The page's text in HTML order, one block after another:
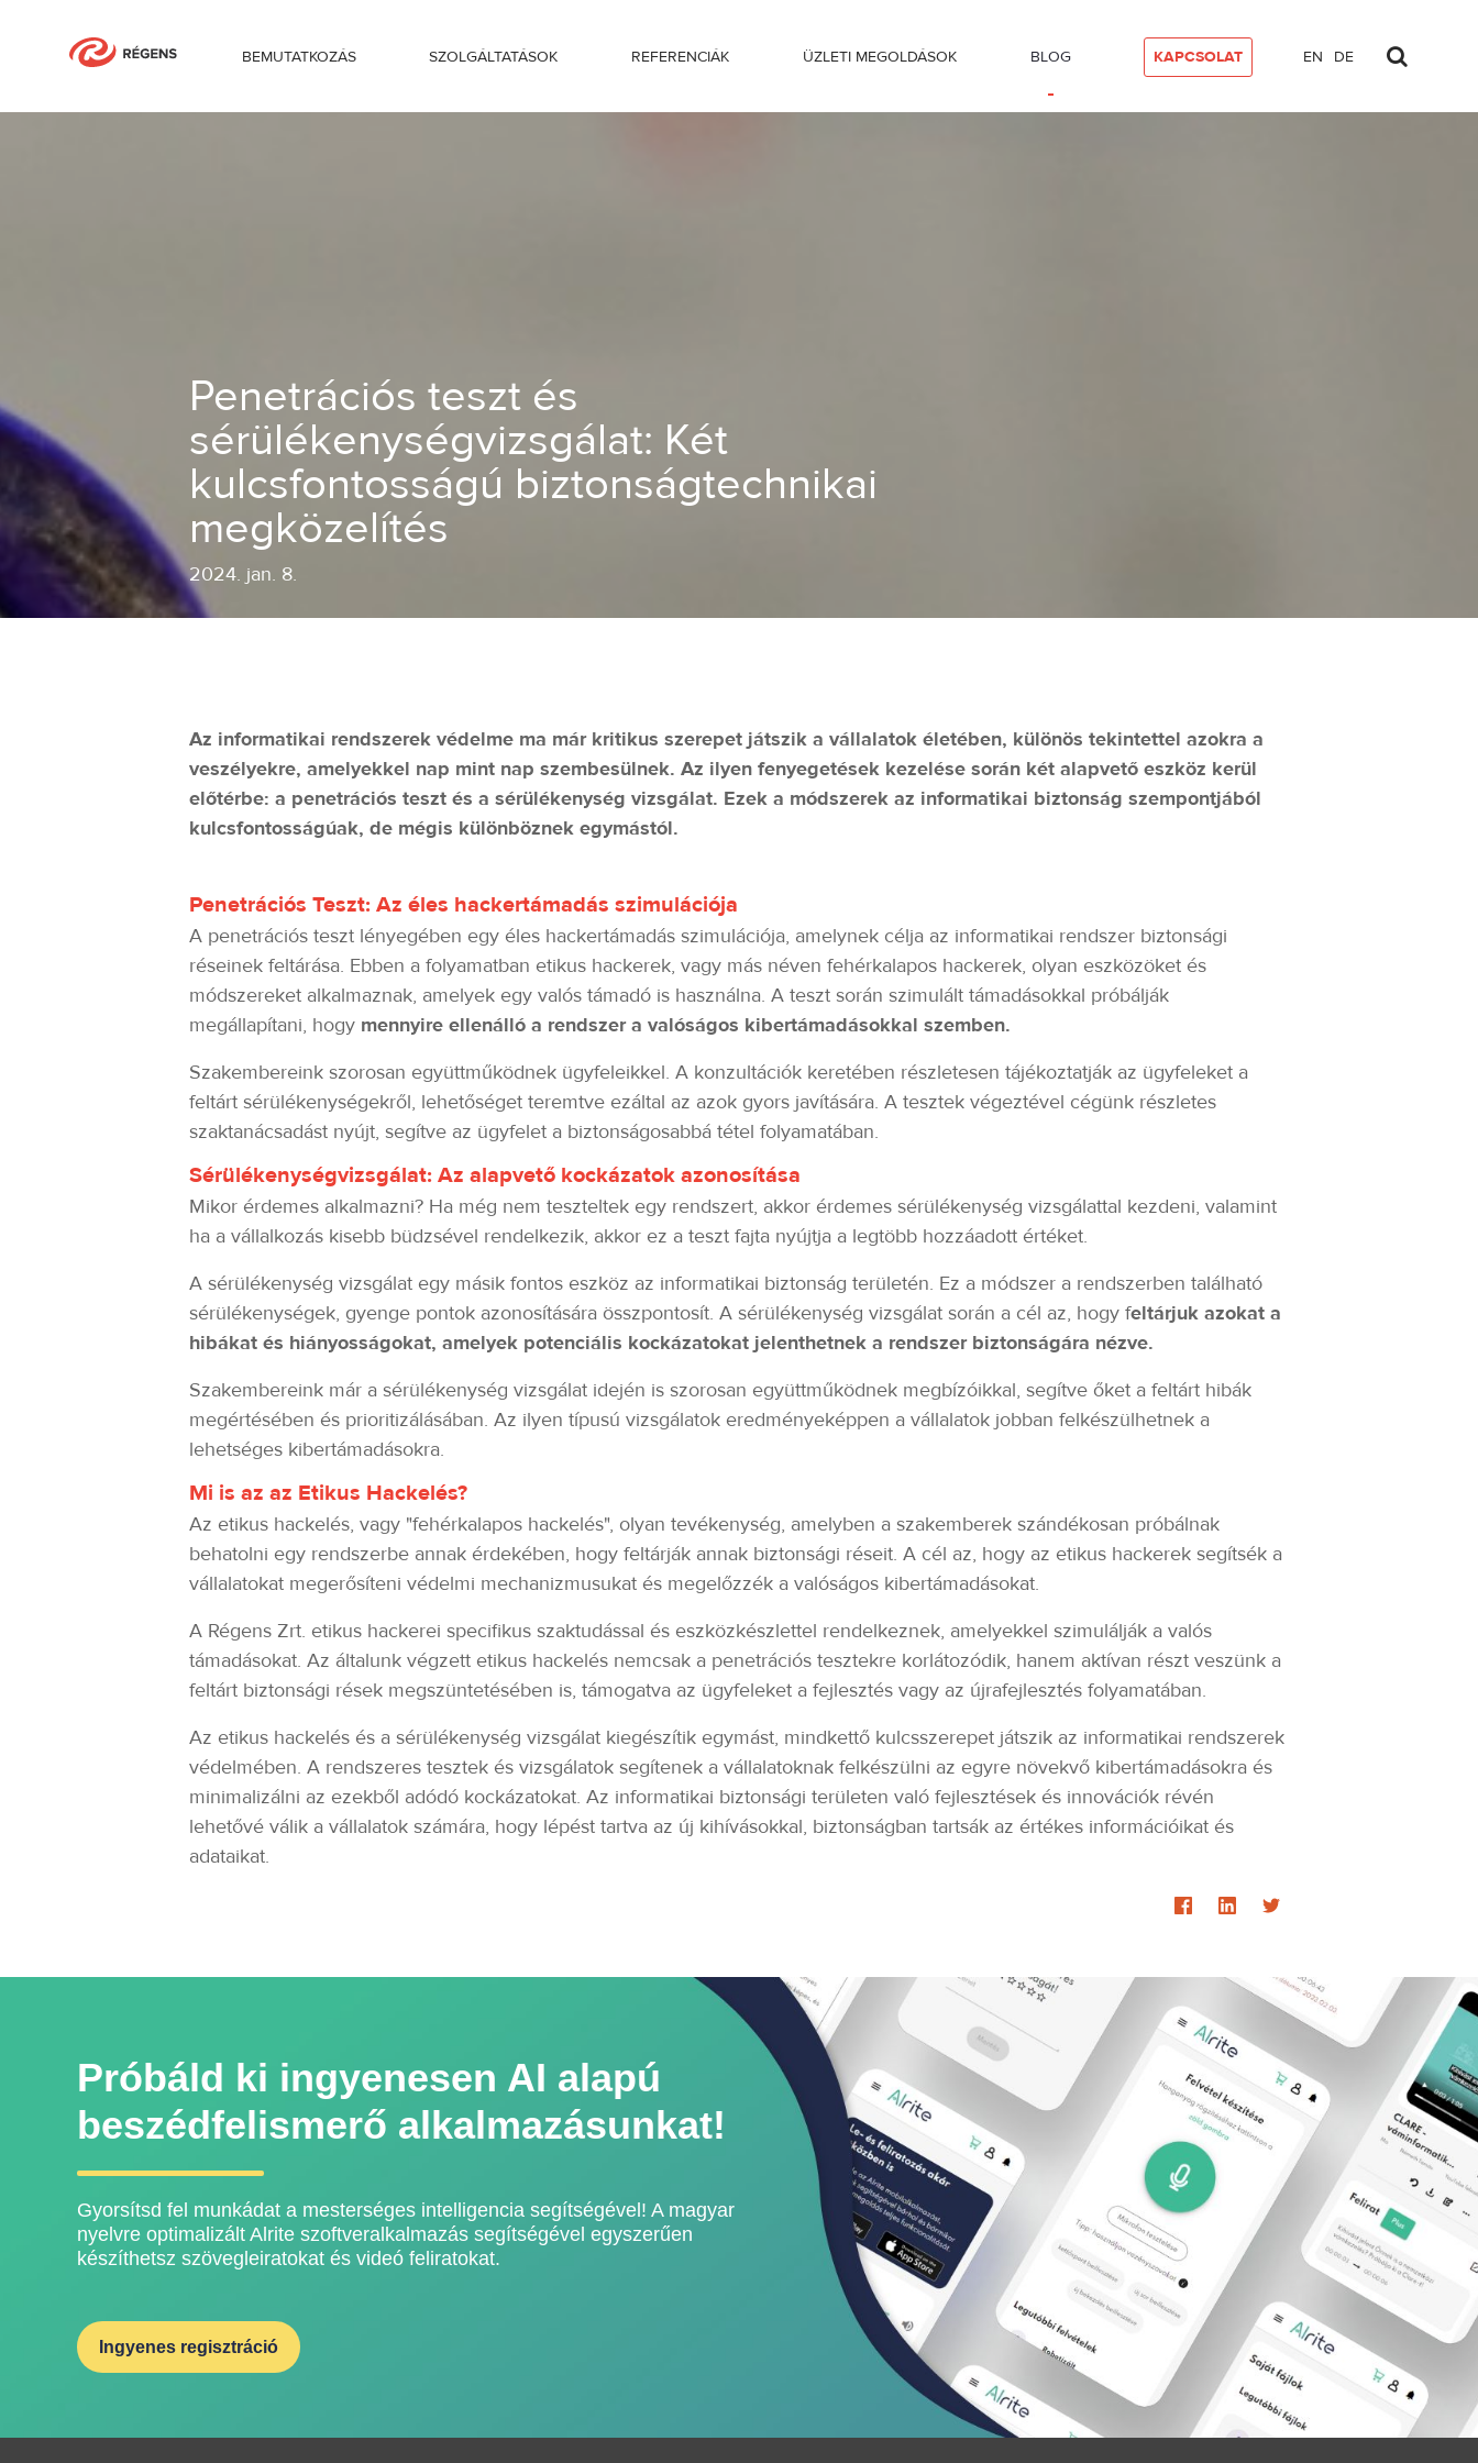
BEMUTATKOZÁS SZOLGÁLTATÁSOK REFERENCIÁK ÜZLETI MEGOLDÁSOK BLOG KAPCSOLAT EN DE
Penetrációs teszt és sérülékenységvizsgálat: Két kulcsfontosságú biztonságtechnikai megközelítés
Penetrációs teszt és
sérülékenységvizsgálat: Két
kulcsfontosságú biztonságtechnikai
megközelítés
2024. jan. 8.
Az informatikai rendszerek védelme ma már kritikus szerepet játszik a vállalatok életében, különös tekintettel azokra a
veszélyekre, amelyekkel nap mint nap szembesülnek. Az ilyen fenyegetések kezelése során két alapvető eszköz kerül
előtérbe: a penetrációs teszt és a sérülékenység vizsgálat. Ezek a módszerek az informatikai biztonság szempontjából
kulcsfontosságúak, de mégis különböznek egymástól.
Penetrációs Teszt: Az éles hackertámadás szimulációja
A penetrációs teszt lényegében egy éles hackertámadás szimulációja, amelynek célja az informatikai rendszer biztonsági
réseinek feltárása. Ebben a folyamatban etikus hackerek, vagy más néven fehérkalapos hackerek, olyan eszközöket és
módszereket alkalmaznak, amelyek egy valós támadó is használna. A teszt során szimulált támadásokkal próbálják
megállapítani, hogy mennyire ellenálló a rendszer a valóságos kibertámadásokkal szemben.
Szakembereink szorosan együttműködnek ügyfeleikkel. A konzultációk keretében részletesen tájékoztatják az ügyfeleket a
feltárt sérülékenységekről, lehetőséget teremtve ezáltal az azok gyors javítására. A tesztek végeztével cégünk részletes
szaktanácsadást nyújt, segítve az ügyfelet a biztonságosabbá tétel folyamatában.
Sérülékenységvizsgálat: Az alapvető kockázatok azonosítása
Mikor érdemes alkalmazni? Ha még nem teszteltek egy rendszert, akkor érdemes sérülékenység vizsgálattal kezdeni, valamint
ha a vállalkozás kisebb büdzsével rendelkezik, akkor ez a teszt fajta nyújtja a legtöbb hozzáadott értéket.
A sérülékenység vizsgálat egy másik fontos eszköz az informatikai biztonság területén. Ez a módszer a rendszerben található
sérülékenységek, gyenge pontok azonosítására összpontosít. A sérülékenység vizsgálat során a cél az, hogy feltárjuk azokat a
hibákat és hiányosságokat, amelyek potenciális kockázatokat jelenthetnek a rendszer biztonságára nézve.
Szakembereink már a sérülékenység vizsgálat idején is szorosan együttműködnek megbízóikkal, segítve őket a feltárt hibák
megértésében és prioritizálásában. Az ilyen típusú vizsgálatok eredményeképpen a vállalatok jobban felkészülhetnek a
lehetséges kibertámadásokra.
Mi is az az Etikus Hackelés?
Az etikus hackelés, vagy "fehérkalapos hackelés", olyan tevékenység, amelyben a szakemberek szándékosan próbálnak
behatolni egy rendszerbe annak érdekében, hogy feltárják annak biztonsági réseit. A cél az, hogy az etikus hackerek segítsék a
vállalatokat megerősíteni védelmi mechanizmusukat és megelőzzék a valóságos kibertámadásokat.
A Régens Zrt. etikus hackerei specifikus szaktudással és eszközkészlettel rendelkeznek, amelyekkel szimulálják a valós
támadásokat. Az általunk végzett etikus hackelés nemcsak a penetrációs tesztekre korlátozódik, hanem aktívan részt veszünk a
feltárt biztonsági rések megszüntetésében is, támogatva az ügyfeleket a fejlesztés vagy az újrafejlesztés folyamatában.
Az etikus hackelés és a sérülékenység vizsgálat kiegészítik egymást, mindkettő kulcsszerepet játszik az informatikai rendszerek
védelmében. A rendszeres tesztek és vizsgálatok segítenek a vállalatoknak felkészülni az egyre növekvő kibertámadásokra és
minimalizálni az ezekből adódó kockázatokat. Az informatikai biztonsági területen való fejlesztések és innovációk révén
lehetővé válik a vállalatok számára, hogy lépést tartva az új kihívásokkal, biztonságban tartsák az értékes információikat és
adataikat.
Próbáld ki ingyenesen AI alapú
beszédfelismerő alkalmazásunkat!
Gyorsítsd fel munkádat a mesterséges intelligencia segítségével! A magyar
nyelvre optimalizált Alrite szoftveralkalmazás segítségével egyszerűen
készíthetsz szövegleiratokat és videó feliratokat.
Ingyenes regisztráció